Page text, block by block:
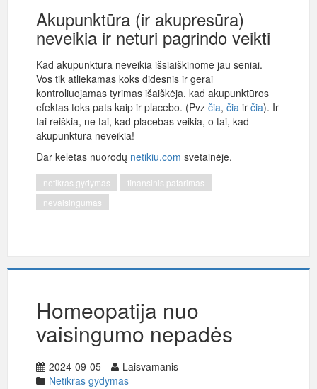
Akupunktūra (ir akupresūra)
neveikia ir neturi pagrindo veikti
Kad akupunktūra neveikia išsiaiškinome jau seniai.
Vos tik atliekamas koks didesnis ir gerai
kontroliuojamas tyrimas išaiškėja, kad akupunktūros
efektas toks pats kaip ir placebo. (Pvz čia, čia ir čia). Ir
tai reiškia, ne tai, kad placebas veikia, o tai, kad
akupunktūra neveikia!
Dar keletas nuorodų netikiu.com svetainėje.
netikras gydymas
finansinis patarimas
nevaisingumas
Homeopatija nuo
vaisingumo nepadės
2024-09-05
Laisvamanis
Netikras gydymas